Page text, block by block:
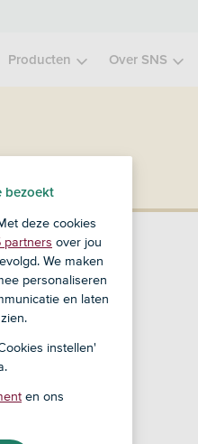
Producten Over SNS
je schade.
bezoekt
deze cookies
partners over jou
We maken
personaliseren
en laten
instellen'
en ons